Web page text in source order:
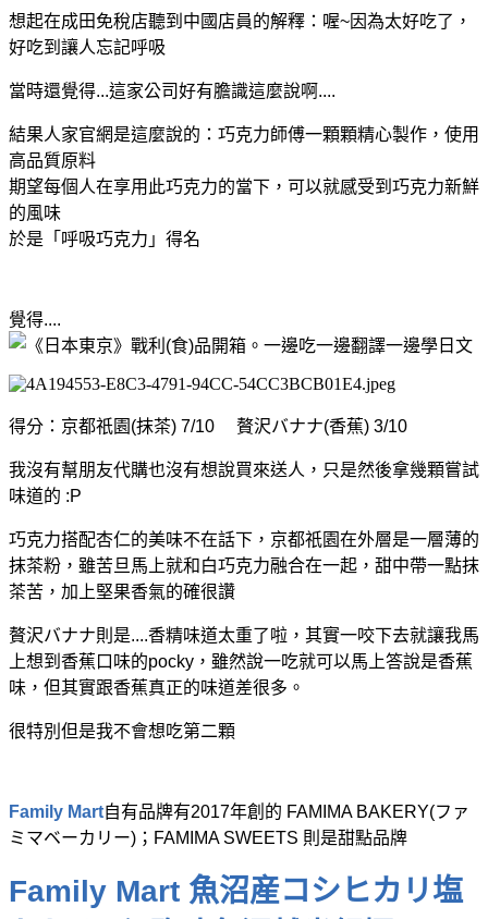
想起在成田免稅店聽到中國店員的解釋：喔~因為太好吃了，
好吃到讓人忘記呼吸
當時還覺得...這家公司好有膽識這麼說啊....
結果人家官網是這麼說的： 巧克力師傅一顆顆精心製作，使用
高品質原料
期望每個人在享用此巧克力的當下，可以就感受到巧克力新鮮
的風味
於是「呼吸巧克力 」得名
覺得....
得分：京都祇園(抹茶) 7/10 贅沢バナナ(香蕉) 3/10
我沒有幫朋友代購也沒有想說買來送人，只是然後拿幾顆嘗試
味道的 :P
巧克力搭配杏仁的美味不在話下， 京都祇園在外層是一層薄的
抹茶粉，雖苦旦馬上就和白巧克力融合在一起，甜中帶一點抹
茶苦，加上堅果香氣的確很讚
贅沢バナナ則是....香精味道太重了啦，其實一咬下去就讓我馬
上想到香蕉口味的pocky，雖然說一吃就可以馬上答說是香蕉
味，但其實跟香蕉真正的味道差很多。
很特別但是我不會想吃第二顆
Family Mart自有品牌有2017年創的 FAMIMA BAKERY(ファ
ミマベーカリー)；FAMIMA SWEETS 則是甜點品牌
Family Mart 魚沼産コシヒカリ塩